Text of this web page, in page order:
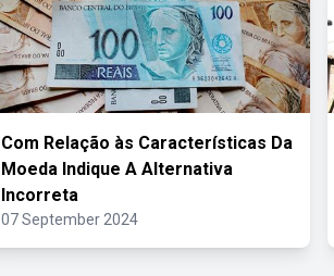
Com Relação às Características Da
Moeda Indique A Alternativa
Incorreta
07 September 2024